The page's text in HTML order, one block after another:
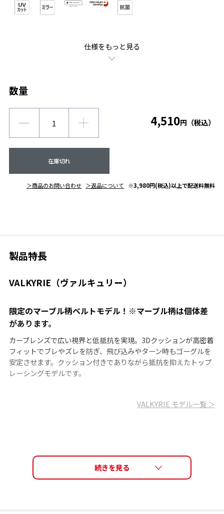
仕様をもっと見る
数量
4,510円（税込）
在庫切れ
＞商品のお問い合わせ ＞返品について ※3,980円(税込)以上で配送料無料
製品特長
VALKYRIE（ヴァルキュリー）
限定のマーブル柄ベルトモデル！※マーブル柄は個体差
があります。
カーブレンズで広い視界と低抵抗を実現。3Dクッションが高密着
フィットでブレやズレを防ぎ、飛び込みやターン時もゴーグルを
安定させます。クッション付きでありながら抵抗を抑えたトップ
レーシングモデルです。
VALKYRIE モデル一覧 ＞
PREMIUM ANTI-FOG（プレミアム・アンチ・フォ